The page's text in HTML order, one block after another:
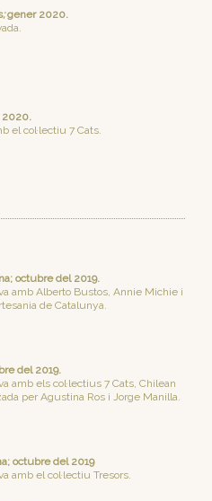
;gener 2020.
2020.
el col·lectiu 7 Cats.
octubre del 2019.
amb Alberto Bustos, Annie Michie i
de Catalunya.
del 2019.
amb els col·lectius 7 Cats, Chilean
per Agustina Ros i Jorge Manilla.
octubre del 2019
amb el col·lectiu Tresors.